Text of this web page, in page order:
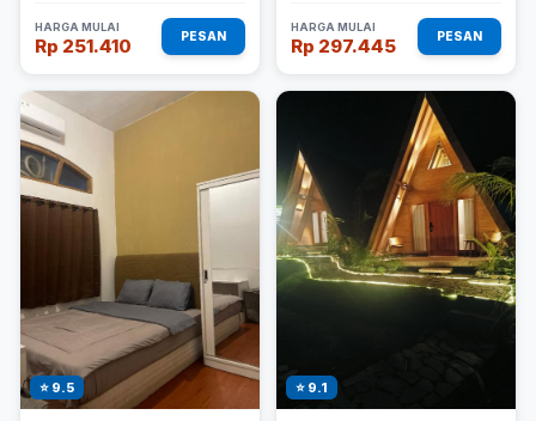
HARGA MULAI
Rp 251.410 PESAN
HARGA MULAI
Rp 297.445 PESAN
⭐ 9.5 ⭐ 9.1